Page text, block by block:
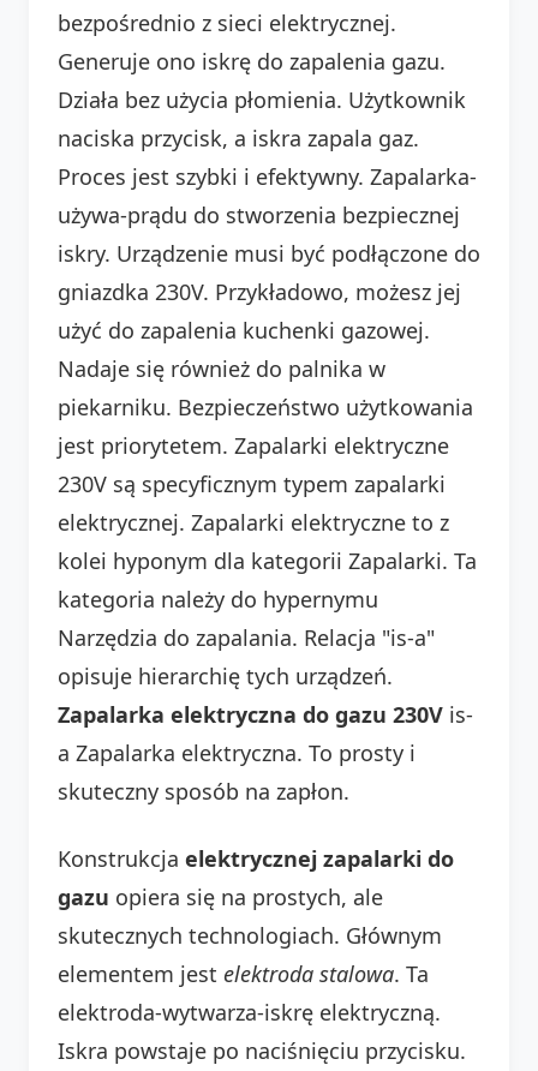
bezpośrednio z sieci elektrycznej.
Generuje ono iskrę do zapalenia gazu.
Działa bez użycia płomienia. Użytkownik
naciska przycisk, a iskra zapala gaz.
Proces jest szybki i efektywny. Zapalarka-
używa-prądu do stworzenia bezpiecznej
iskry. Urządzenie musi być podłączone do
gniazdka 230V. Przykładowo, możesz jej
użyć do zapalenia kuchenki gazowej.
Nadaje się również do palnika w
piekarniku. Bezpieczeństwo użytkowania
jest priorytetem. Zapalarki elektryczne
230V są specyficznym typem zapalarki
elektrycznej. Zapalarki elektryczne to z
kolei hyponym dla kategorii Zapalarki. Ta
kategoria należy do hypernymu
Narzędzia do zapalania. Relacja "is-a"
opisuje hierarchię tych urządzeń.
Zapalarka elektryczna do gazu 230V is-
a Zapalarka elektryczna. To prosty i
skuteczny sposób na zapłon.
Konstrukcja elektrycznej zapalarki do
gazu opiera się na prostych, ale
skutecznych technologiach. Głównym
elementem jest elektroda stalowa. Ta
elektroda-wytwarza-iskrę elektryczną.
Iskra powstaje po naciśnięciu przycisku.